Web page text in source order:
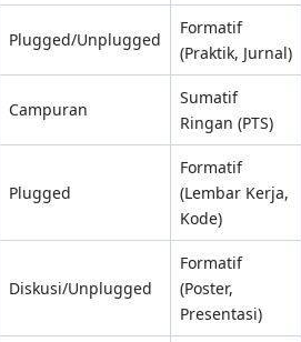
Plugged/Unplugged
Formatif
(Praktik, Jurnal)
Campuran
Sumatif
Ringan (PTS)
Plugged
Formatif
(Lembar Kerja,
Kode)
Diskusi/Unplugged
Formatif
(Poster,
Presentasi)